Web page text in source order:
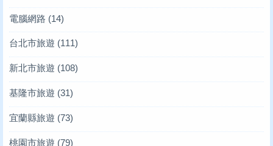
電腦網路 (14)
台北市旅遊 (111)
新北市旅遊 (108)
基隆市旅遊 (31)
宜蘭縣旅遊 (73)
桃園市旅遊 (79)